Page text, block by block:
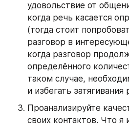
удовольствие от
когда речь касается
(тогда стоит
разговор в
когда разговор
определённого
таком случае,
и избегать затягивания
Проанализируйте
своих контактов. Что я